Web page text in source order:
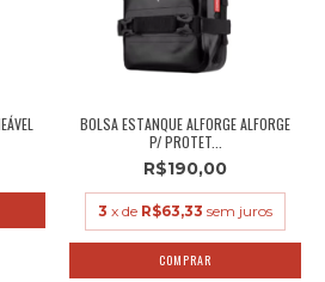
BOLSA ESTANQUE ALFORGE ALFORGE
P/ PROTET...
R$190,00
3 x de R$63,33 sem juros